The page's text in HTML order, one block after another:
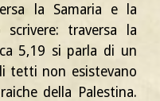
la Samaria e la
traversa la
5,19 si parla di un
tetti non esistevano
della Palestina.